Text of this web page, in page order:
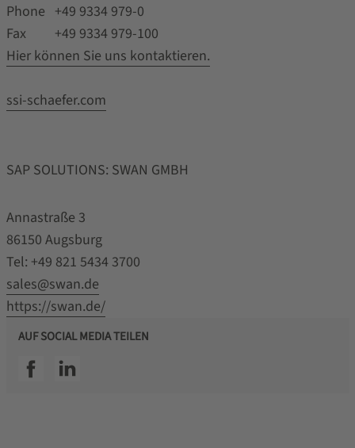
Phone +49 9334 979-0
Fax +49 9334 979-100
Hier können Sie uns kontaktieren.
ssi-schaefer.com
SAP SOLUTIONS: SWAN GMBH
Annastraße 3
86150 Augsburg
Tel: +49 821 5434 3700
sales@swan.de
https://swan.de/
AUF SOCIAL MEDIA TEILEN
SSI facebookSSI linkedin